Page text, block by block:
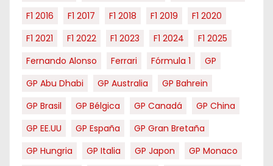
F1 2016
F1 2017 F1 2018 F1 2019
F1 2020
F1 2021
F1 2022 F1 2023 F1 2024
F1 2025
Fernando Alonso
Ferrari Fórmula 1
GP
GP Abu Dhabi
GP Australia
GP Bahrein
GP Brasil
GP Bélgica GP Canadá
GP China
GP EE.UU
GP España
GP Gran Bretaña
GP Hungria
GP Italia GP Japon
GP Monaco